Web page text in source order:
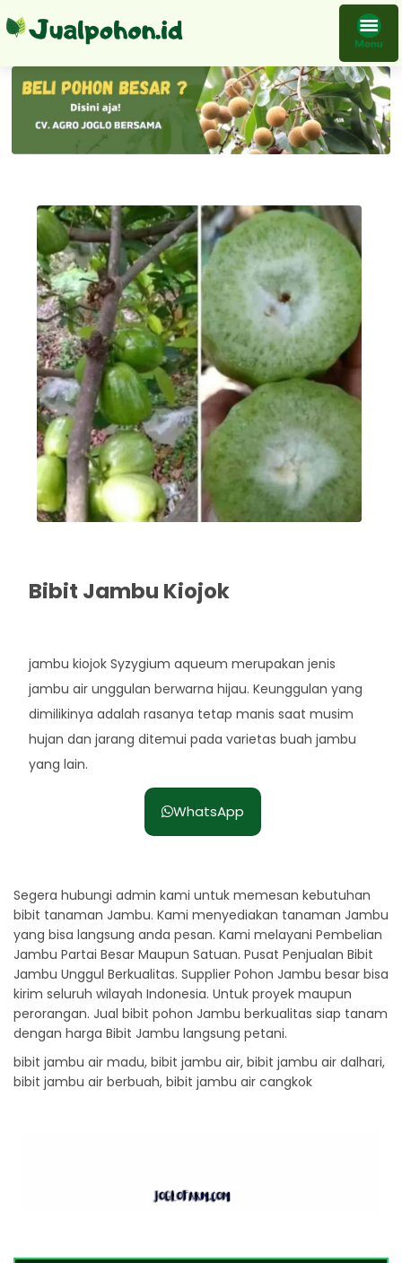
Bibit Tanaman Jambu Kiojok Buah Unggul
Bibit Jambu Kiojok
jambu kiojok Syzygium aqueum merupakan jenis
jambu air unggulan berwarna hijau. Keunggulan yang
dimilikinya adalah rasanya tetap manis saat musim
hujan dan jarang ditemui pada varietas buah jambu
yang lain.
WhatsApp
Segera hubungi admin kami untuk memesan kebutuhan
bibit tanaman Jambu. Kami menyediakan tanaman Jambu
yang bisa langsung anda pesan. Kami melayani Pembelian
Jambu Partai Besar Maupun Satuan. Pusat Penjualan Bibit
Jambu Unggul Berkualitas. Supplier Pohon Jambu besar bisa
kirim seluruh wilayah Indonesia. Untuk proyek maupun
perorangan. Jual bibit pohon Jambu berkualitas siap tanam
dengan harga Bibit Jambu langsung petani.
bibit jambu air madu, bibit jambu air, bibit jambu air dalhari,
bibit jambu air berbuah, bibit jambu air cangkok